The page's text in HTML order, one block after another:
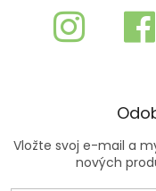
Vložte svoj e-mail a
nových